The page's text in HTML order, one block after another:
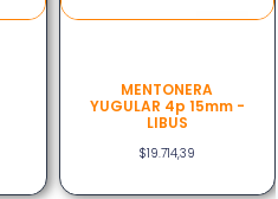
MENTONERA
YUGULAR 4p 15mm -
LIBUS
$19.714,39